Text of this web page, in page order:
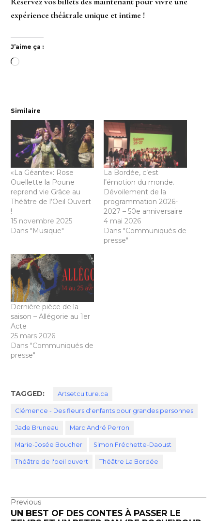
expérience théâtrale unique et intime !
J’aime ça :
Chargement…
Similaire
«La Géante»: Rose
Ouellette la Poune
reprend vie Grâce au
Théâtre de l’Oeil Ouvert
!
15 novembre 2025
Dans "Musique"
La Bordée, c’est
l’émotion du monde.
Dévoilement de la
programmation 2026-
2027 – 50e anniversaire
4 mai 2026
Dans "Communiqués de
presse"
Dernière pièce de la
saison – Allégorie au 1er
Acte
25 mars 2026
Dans "Communiqués de
presse"
TAGGED: Artsetculture.ca
Clémence - Des fleurs d'enfants pour grandes personnes
Jade Bruneau Marc André Perron
Marie-Josée Boucher Simon Fréchette-Daoust
Théâtre de l'oeil ouvert Théâtre La Bordée
Navigation
Previous
UN BEST OF DES CONTES À PASSER LE